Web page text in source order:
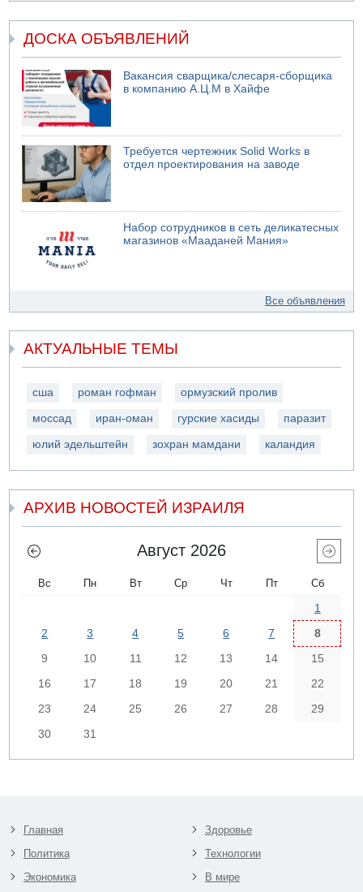
ДОСКА ОБЪЯВЛЕНИЙ
Вакансия сварщика/слесаря-сборщика
в компанию А.Ц.М в Хайфе
Требуется чертежник Solid Works в
отдел проектирования на заводе
Набор сотрудников в сеть деликатесных
магазинов «Мааданей Мания»
Все объявления
АКТУАЛЬНЫЕ ТЕМЫ
сша роман гофман ормузский пролив
моссад иран-оман гурские хасиды паразит
юлий эдельштейн зохран мамдани каландия
АРХИВ НОВОСТЕЙ ИЗРАИЛЯ
Август 2026
Вс Пн Вт Ср Чт Пт Сб
1
2
3 4 5 6 7
8
9
10 11 12 13 14
15
16
17 18 19 20 21
22
23
24 25 26 27 28
29
30
31
Главная
Политика
Экономика
Здоровье
Технологии
В мире